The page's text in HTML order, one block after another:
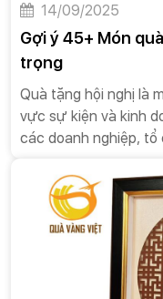
14/09/2025
Gợi ý 45+ Món
trọng
Quà tặng hội nghị là
vực sự kiện và kinh
các doanh nghiệp,
hội thảo, tọa đàm,